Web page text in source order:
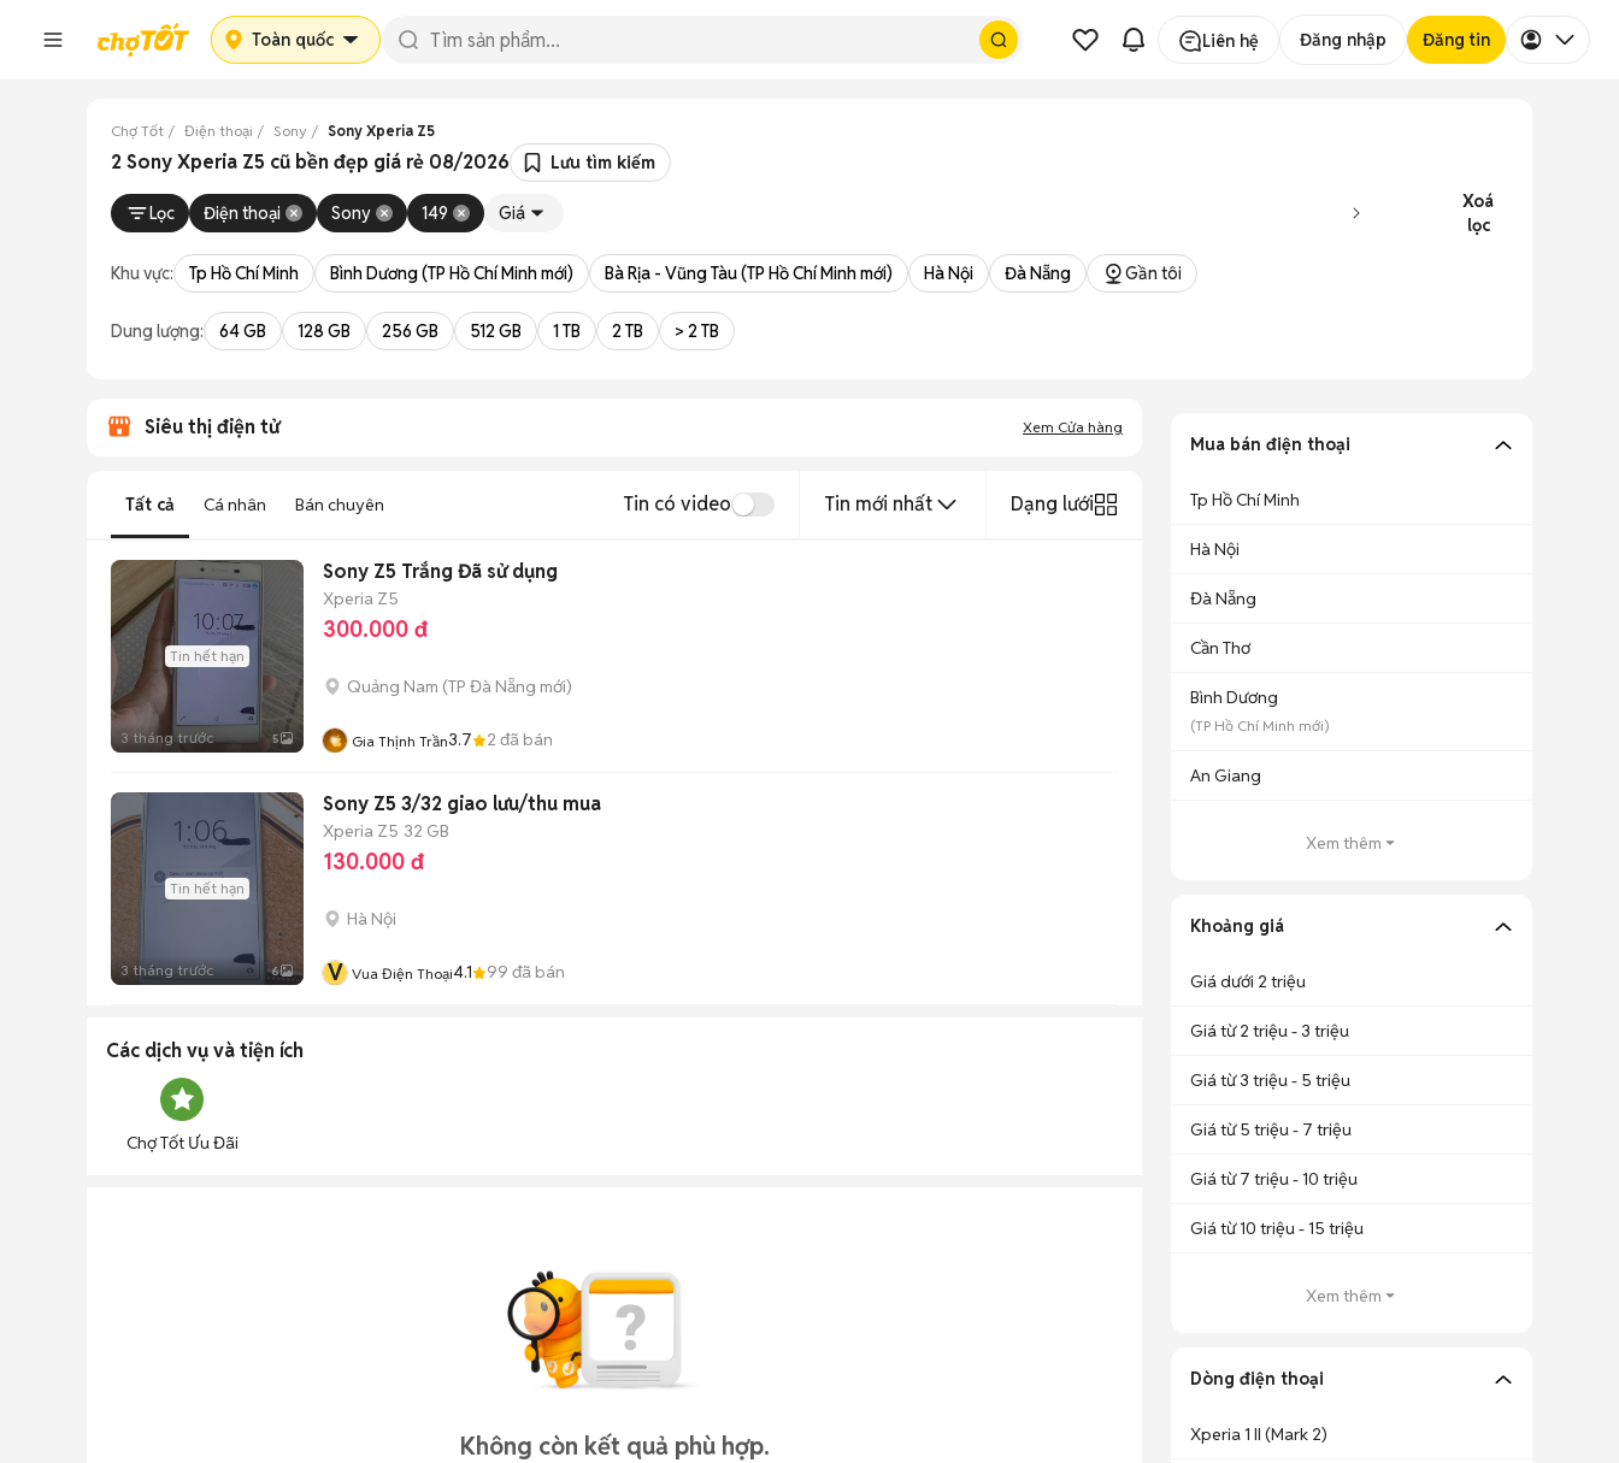
Toàn quốc Liên hệ Đăng nhập Đăng tin
Chợ Tốt Điện thoại Sony Sony Xperia Z5
2 Sony Xperia Z5 cũ bền đẹp giá rẻ 08/2026 Lưu tìm kiếm
Lọc Điện thoại Sony 149 Giá
Xoá
lọc
Khu vực: Tp Hồ Chí Minh Bình Dương (TP Hồ Chí Minh mới) Bà Rịa - Vũng Tàu (TP Hồ Chí Minh mới) Hà Nội Đà Nẵng Gần tôi
Dung lượng: 64 GB 128 GB 256 GB 512 GB 1 TB 2 TB > 2 TB
Siêu thị điện tử Xem Cửa hàng
Tất cả Cá nhân Bán chuyên Tin có video Tin mới nhất Dạng lưới
Tin hết hạn
3 tháng trước 5
Sony Z5 Trắng Đã sử dụng
Xperia Z5
300.000 đ
Quảng Nam (TP Đà Nẵng mới)
Gia Thịnh Trần3.7 2 đã bán
Tin hết hạn
3 tháng trước 6
Sony Z5 3/32 giao lưu/thu mua
Xperia Z5 32 GB
130.000 đ
Hà Nội
V Vua Điện Thoại4.1 99 đã bán
Các dịch vụ và tiện ích
Chợ Tốt Ưu Đãi
Không còn kết quả phù hợp.
Mua bán điện thoại
Tp Hồ Chí Minh
Hà Nội
Đà Nẵng
Cần Thơ
Bình Dương
(TP Hồ Chí Minh mới)
An Giang
Xem thêm
Khoảng giá
Giá dưới 2 triệu
Giá từ 2 triệu - 3 triệu
Giá từ 3 triệu - 5 triệu
Giá từ 5 triệu - 7 triệu
Giá từ 7 triệu - 10 triệu
Giá từ 10 triệu - 15 triệu
Xem thêm
Dòng điện thoại
Xperia 1 II (Mark 2)